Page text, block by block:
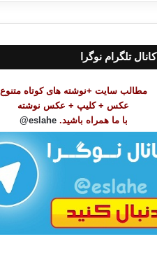
کانال تلگرام نوگرا
مطالب سایت +نوشته های کوتاه متنوع
عکس + کلیپ + عکس نوشته
با ما همراه باشید. eslahe@